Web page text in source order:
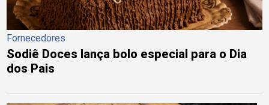
Fornecedores
Sodiê Doces lança bolo especial para o Dia
dos Pais